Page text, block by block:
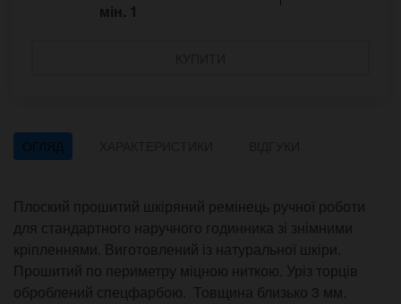
мін. 1
ОГЛЯД
Плоский прошитий шкіряний ремінець ручної роботи
для стандартного наручного годинника зі знімними
кріпленнями. Виготовлений із натуральної шкіри.
Прошитий по периметру міцною ниткою. Уріз торців
оброблений спецфарбою. Товщина близько 3 мм.